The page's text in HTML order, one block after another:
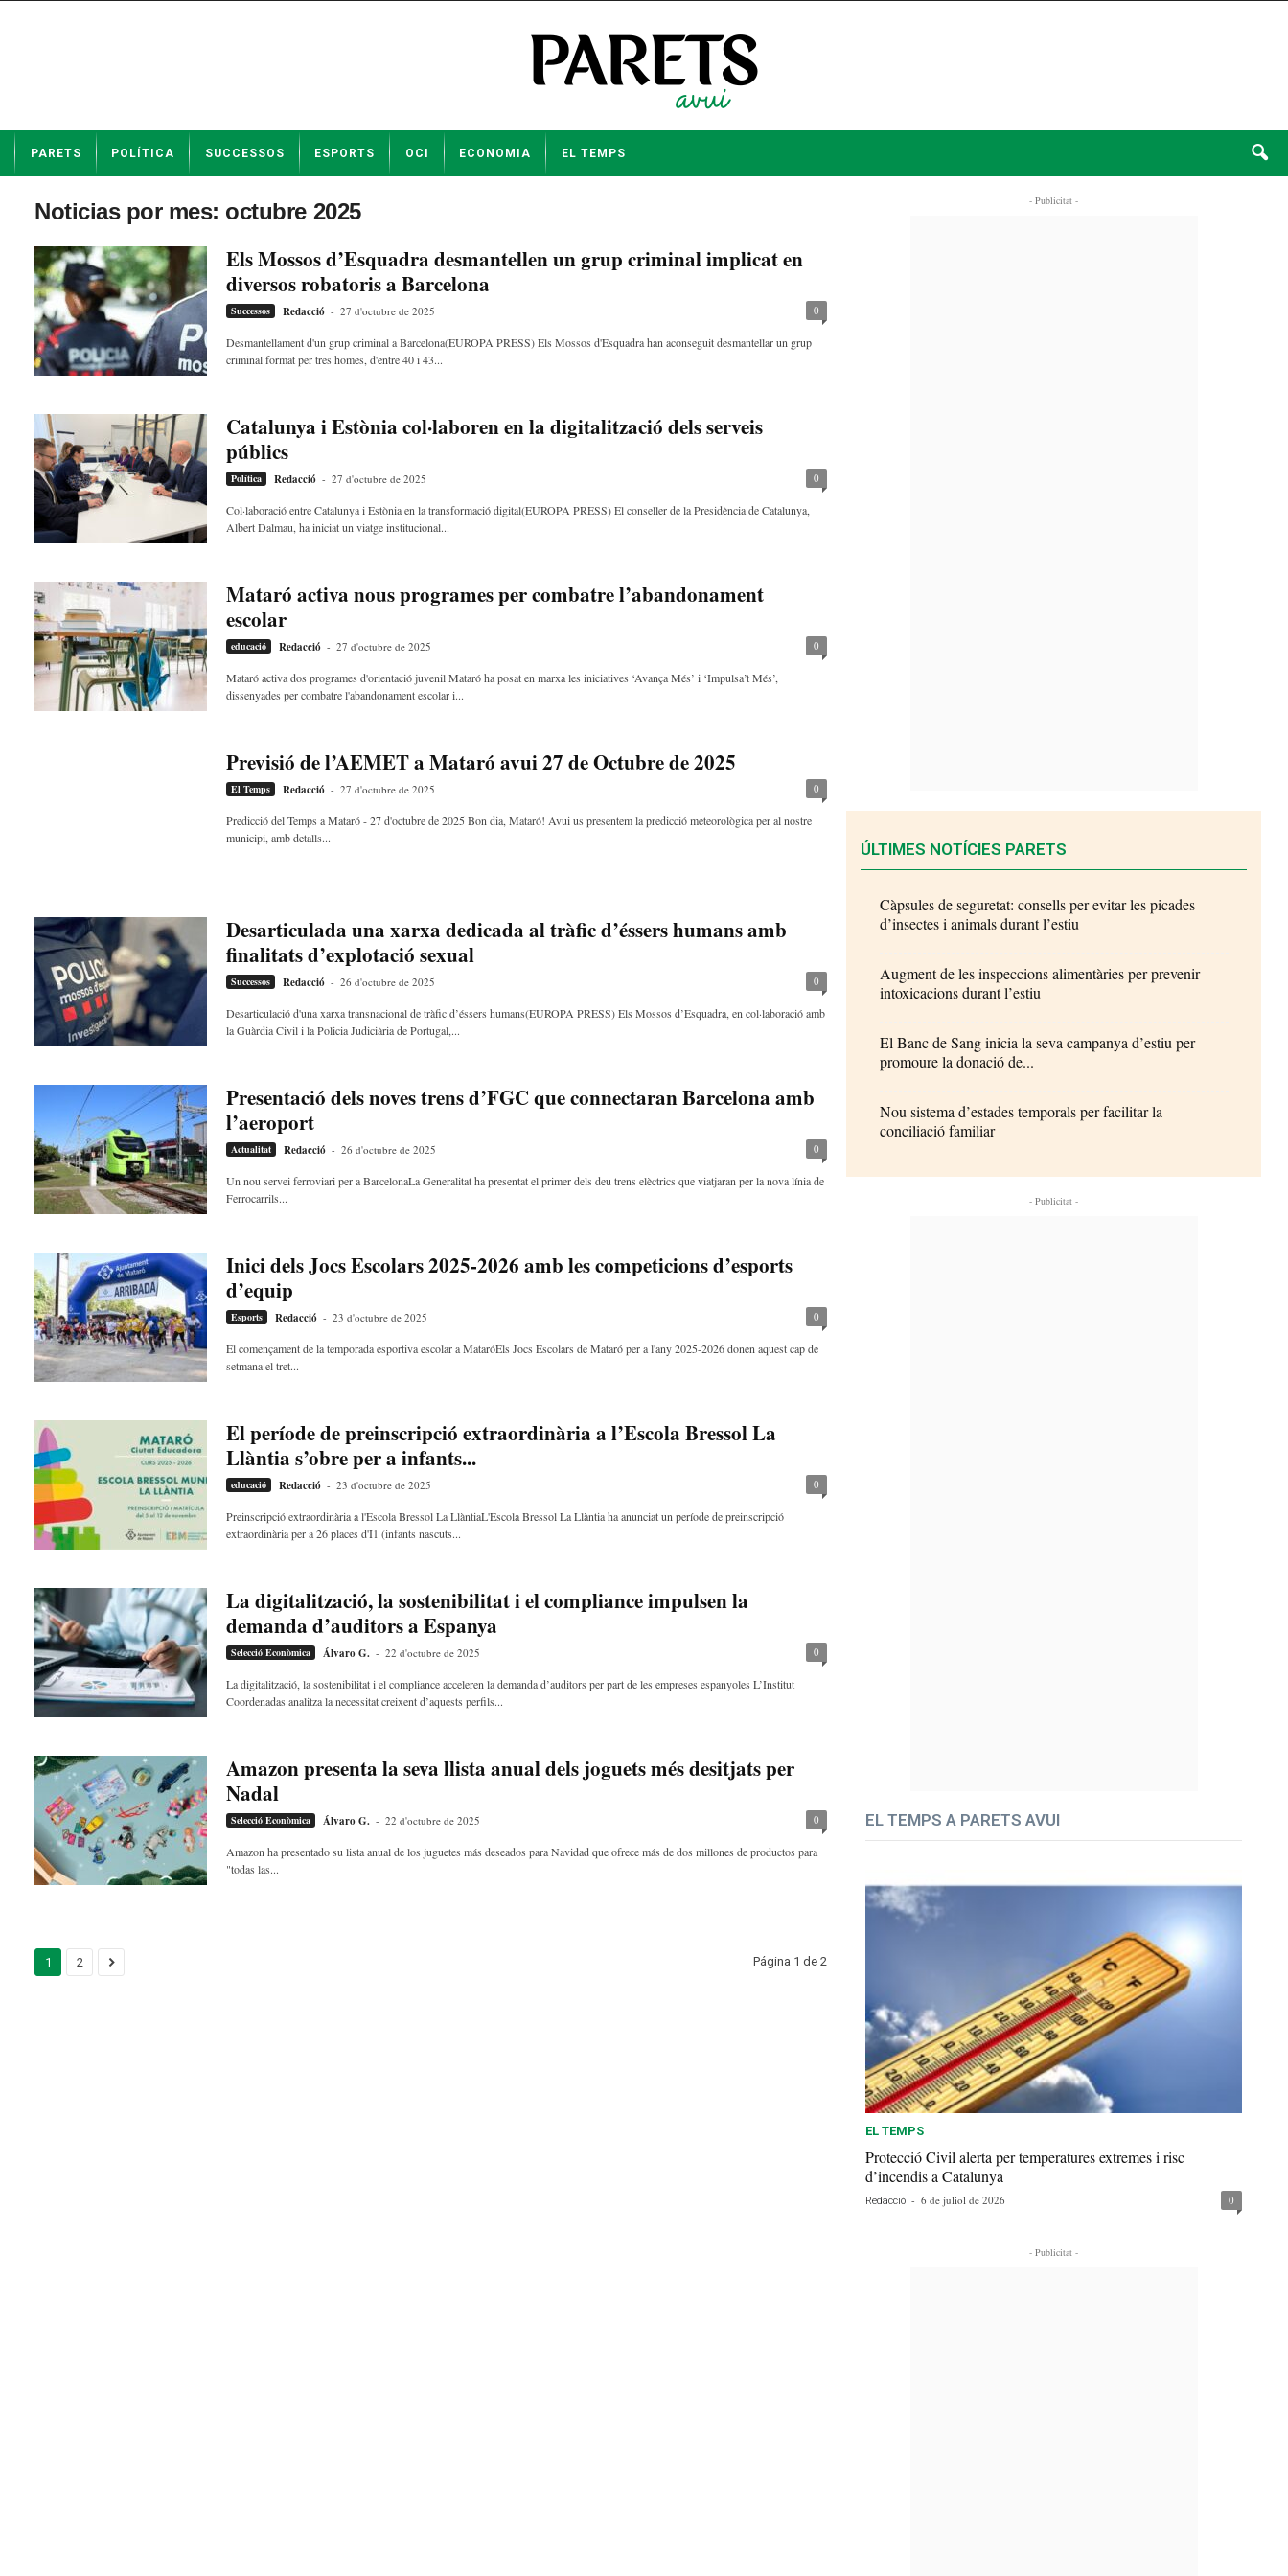
t
PARETS POLÍTICA SUCCESSOS ESPORTS OCI ECONOMIA EL TEMPS
Noticias por mes: octubre 2025
Els Mossos d’Esquadra desmantellen un grup criminal implicat en
diversos robatoris a Barcelona
Successos Redacció - 27 d'octubre de 2025 0
Desmantellament d'un grup criminal a Barcelona(EUROPA PRESS) Els Mossos d'Esquadra han aconseguit desmantellar un grup
criminal format per tres homes, d'entre 40 i 43...
Catalunya i Estònia col·laboren en la digitalització dels serveis
públics
Política Redacció - 27 d'octubre de 2025 0
Col·laboració entre Catalunya i Estònia en la transformació digital(EUROPA PRESS) El conseller de la Presidència de Catalunya,
Albert Dalmau, ha iniciat un viatge institucional...
Mataró activa nous programes per combatre l’abandonament
escolar
educació Redacció - 27 d'octubre de 2025 0
Mataró activa dos programes d'orientació juvenil Mataró ha posat en marxa les iniciatives ‘Avança Més’ i ‘Impulsa’t Més’,
dissenyades per combatre l'abandonament escolar i...
Previsió de l’AEMET a Mataró avui 27 de Octubre de 2025
El Temps Redacció - 27 d'octubre de 2025 0
Predicció del Temps a Mataró - 27 d'octubre de 2025 Bon dia, Mataró! Avui us presentem la predicció meteorològica per al nostre
municipi, amb detalls...
Desarticulada una xarxa dedicada al tràfic d’éssers humans amb
finalitats d’explotació sexual
Successos Redacció - 26 d'octubre de 2025 0
Desarticulació d'una xarxa transnacional de tràfic d’éssers humans(EUROPA PRESS) Els Mossos d’Esquadra, en col·laboració amb
la Guàrdia Civil i la Policia Judiciària de Portugal,...
Presentació dels noves trens d’FGC que connectaran Barcelona amb
l’aeroport
Actualitat Redacció - 26 d'octubre de 2025 0
Un nou servei ferroviari per a BarcelonaLa Generalitat ha presentat el primer dels deu trens elèctrics que viatjaran per la nova línia de
Ferrocarrils...
Inici dels Jocs Escolars 2025-2026 amb les competicions d’esports
d’equip
Esports Redacció - 23 d'octubre de 2025 0
El començament de la temporada esportiva escolar a MataróEls Jocs Escolars de Mataró per a l'any 2025-2026 donen aquest cap de
setmana el tret...
El període de preinscripció extraordinària a l’Escola Bressol La
Llàntia s’obre per a infants...
educació Redacció - 23 d'octubre de 2025 0
Preinscripció extraordinària a l'Escola Bressol La LlàntiaL'Escola Bressol La Llàntia ha anunciat un període de preinscripció
extraordinària per a 26 places d'I1 (infants nascuts...
La digitalització, la sostenibilitat i el compliance impulsen la
demanda d’auditors a Espanya
Selecció Econòmica Álvaro G. - 22 d'octubre de 2025 0
La digitalització, la sostenibilitat i el compliance acceleren la demanda d’auditors per part de les empreses espanyoles L’Institut
Coordenadas analitza la necessitat creixent d’aquests perfils...
Amazon presenta la seva llista anual dels joguets més desitjats per
Nadal
Selecció Econòmica Álvaro G. - 22 d'octubre de 2025 0
Amazon ha presentado su lista anual de los juguetes más deseados para Navidad que ofrece más de dos millones de productos para
"todas las...
1 2 Página 1 de 2
- Publicitat -
ÚLTIMES NOTÍCIES PARETS
Càpsules de seguretat: consells per evitar les picades
d’insectes i animals durant l’estiu
Augment de les inspeccions alimentàries per prevenir
intoxicacions durant l’estiu
El Banc de Sang inicia la seva campanya d’estiu per
promoure la donació de...
Nou sistema d’estades temporals per facilitar la
conciliació familiar
- Publicitat -
EL TEMPS A PARETS AVUI
EL TEMPS
Protecció Civil alerta per temperatures extremes i risc
d’incendis a Catalunya
Redacció - 6 de juliol de 2026 0
- Publicitat -